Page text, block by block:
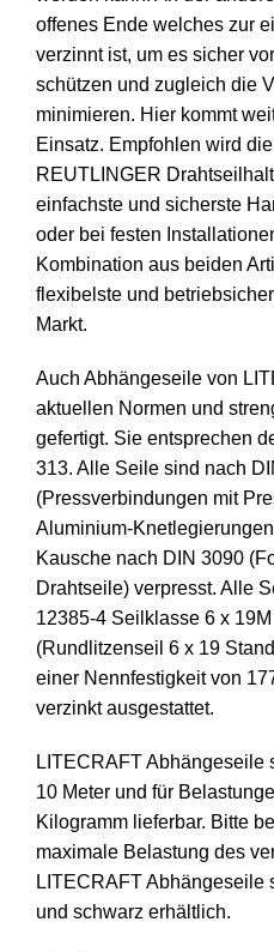
offenes Ende welches zur
verzinnt ist, um es sicher
schützen und zugleich die
minimieren. Hier kommt
Einsatz. Empfohlen wird
REUTLINGER
einfachste und sicherste
oder bei festen
Kombination aus beiden
flexibelste und
Markt.
Auch Abhängeseile von
aktuellen Normen und
gefertigt. Sie entsprechen
313. Alle Seile sind nach
(Pressverbindungen mit
Aluminium-
Kausche nach DIN 3090
Drahtseile) verpresst. Alle
12385-4 Seilklasse 6 x
(Rundlitzenseil 6 x 19
einer Nennfestigkeit von
verzinkt ausgestattet.
LITECRAFT Abhängeseile
10 Meter und für
Kilogramm lieferbar. Bitte
maximale Belastung des
LITECRAFT Abhängeseile
und schwarz erhältlich.